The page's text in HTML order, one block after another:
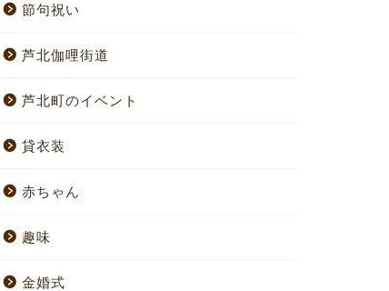
節句祝い
芦北伽哩街道
芦北町のイベント
貸衣装
赤ちゃん
趣味
金婚式